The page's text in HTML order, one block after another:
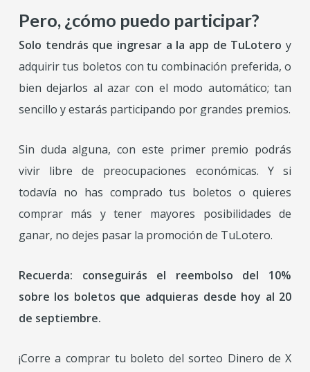
Pero, ¿cómo puedo participar?
Solo tendrás que ingresar a la app de TuLotero y
adquirir tus boletos con tu combinación preferida, o
bien dejarlos al azar con el modo automático; tan
sencillo y estarás participando por grandes premios.
Sin duda alguna, con este primer premio podrás
vivir libre de preocupaciones económicas. Y si
todavía no has comprado tus boletos o quieres
comprar más y tener mayores posibilidades de
ganar, no dejes pasar la promoción de TuLotero.
Recuerda: conseguirás el reembolso del 10%
sobre los boletos que adquieras desde hoy al 20
de septiembre.
¡Corre a comprar tu boleto del sorteo Dinero de X